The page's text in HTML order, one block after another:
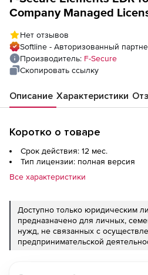
Company Managed
Нет отзывов
Softline - Авторизованный
Производитель: F-Secure
Скопировать ссылку
Описание Характеристики
Коротко о товаре
Срок действия: 12 мес.
Тип лицензии: полная версия
Все характеристики
Доступно только юридическим
предназначено для личных,
нужд, не связанных с
предпринимательской